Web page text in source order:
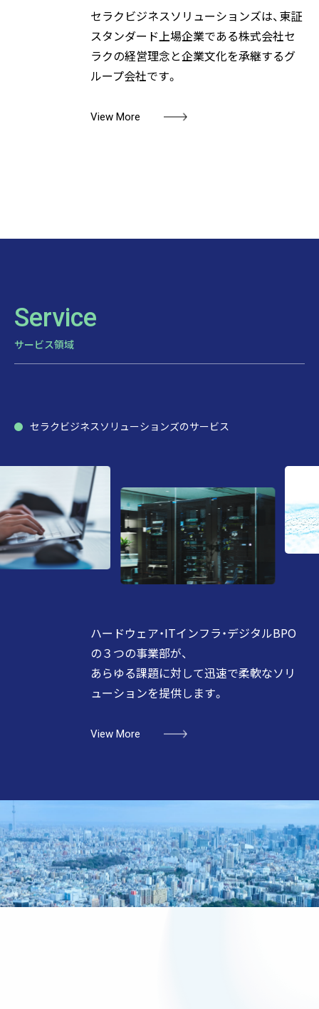
セラクビジネスソリューションズは、東証
スタンダード上場企業である株式会社セ
ラクの経営理念と企業文化を承継するグ
ループ会社です。
View More
サービス領域
Service
セラクビジネスソリューションズのサービス
ハードウェア・ITインフラ・デジタルBPO
の３つの事業部が、
あらゆる課題に対して迅速で柔軟なソリ
ューションを提供します。
View More